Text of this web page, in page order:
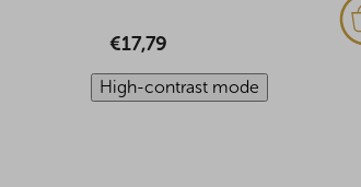
€8,19
High-contrast mode